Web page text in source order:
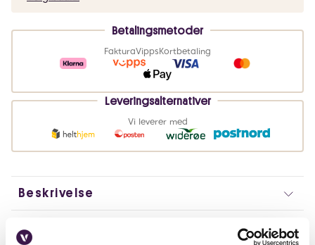
Betalingsmetoder
FakturaVippsKortbetaling
Leveringsalternativer
Vi leverer med
Beskrivelse
Bruk